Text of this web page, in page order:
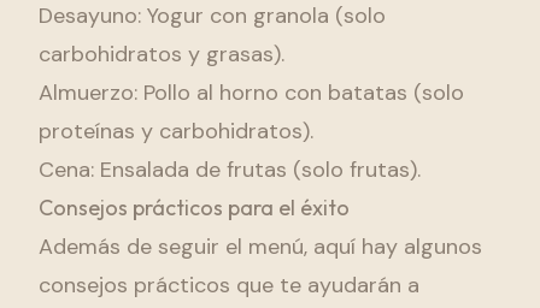
Desayuno: Yogur con granola (solo
carbohidratos y grasas).
Almuerzo: Pollo al horno con batatas (solo
proteínas y carbohidratos).
Cena: Ensalada de frutas (solo frutas).
Consejos prácticos para el éxito
Además de seguir el menú, aquí hay algunos
consejos prácticos que te ayudarán a